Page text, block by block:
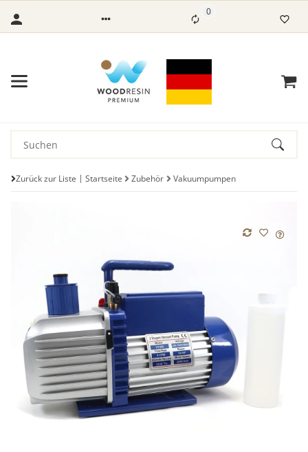
0
Zurück zur Liste Startseite Zubehör Vakuumpumpen